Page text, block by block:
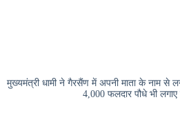
मुख्यमंत्री धामी ने गैरसैंण में अपनी माता के नाम से
4,000 फलदार पौधे भी लगाए